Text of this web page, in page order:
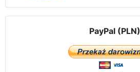
PayPal (PLN)